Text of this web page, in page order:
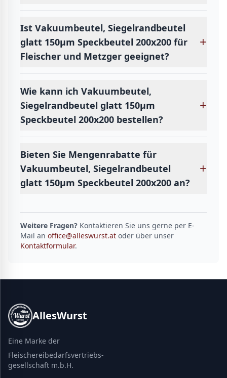
Ist Vakuumbeutel, Siegelrandbeutel
glatt 150µm Speckbeutel 200x200 für
Fleischer und Metzger geeignet?
+
Wie kann ich Vakuumbeutel,
Siegelrandbeutel glatt 150µm
Speckbeutel 200x200 bestellen?
+
Bieten Sie Mengenrabatte für
Vakuumbeutel, Siegelrandbeutel
glatt 150µm Speckbeutel 200x200 an?
+
Weitere Fragen? Kontaktieren Sie uns gerne per E-
Mail an office@alleswurst.at oder über unser
Kontaktformular.
AllesWurst
Eine Marke der
Fleischereibedarfsvertriebs-
gesellschaft m.b.H.